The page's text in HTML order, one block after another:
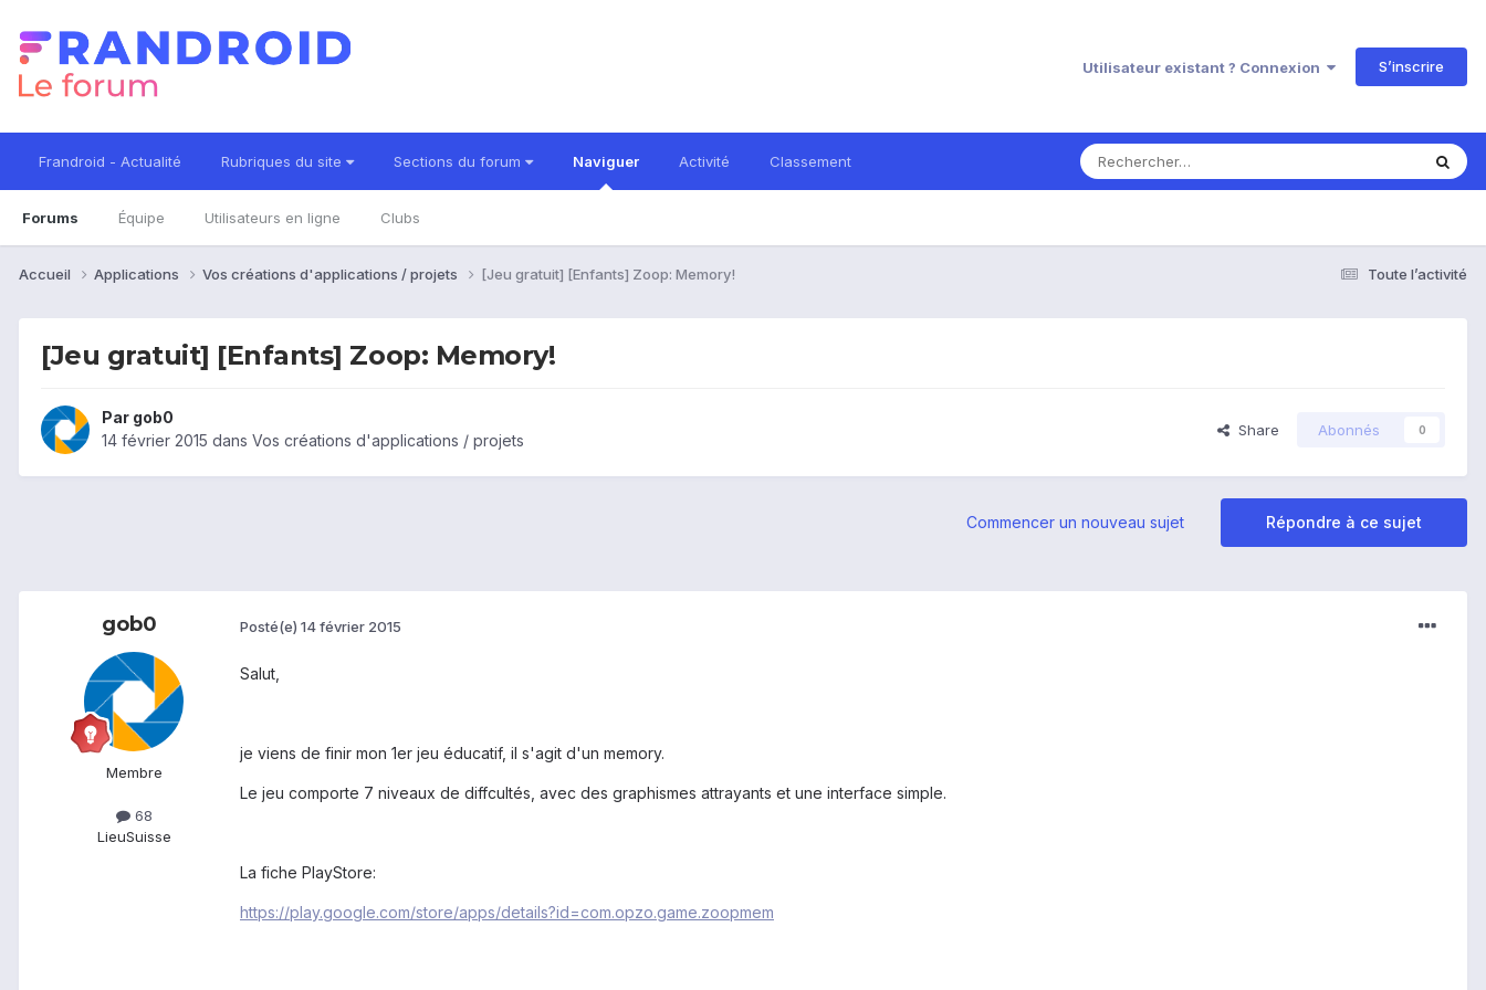
Utilisateur existant ? Connexion S’inscrire
Frandroid - Actualité Rubriques du site Sections du forum Naviguer
Forums Équipe Utilisateurs en ligne Clubs
Activité Classement
Toute l’activité
Accueil Applications Vos créations d'applications / projets [Jeu gratuit] [Enfants] Zoop: Memory!
[Jeu gratuit] [Enfants] Zoop: Memory!
Par gob0
14 février 2015 dans Vos créations d'applications / projets
Share Abonnés 0
Répondre à ce sujet
Commencer un nouveau sujet
gob0
Membre
68
LieuSuisse
Posté(e) 14 février 2015
Salut,
je viens de finir mon 1er jeu éducatif, il s'agit d'un memory.
Le jeu comporte 7 niveaux de diffcultés, avec des graphismes attrayants et une interface simple.
La fiche PlayStore:
https://play.google.com/store/apps/details?id=com.opzo.game.zoopmem